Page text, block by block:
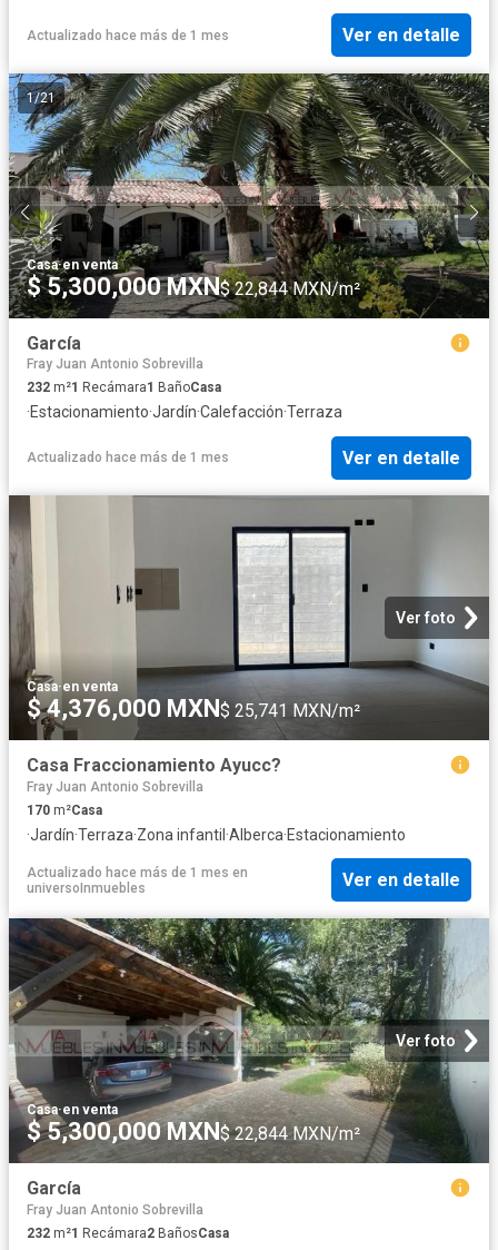
Actualizado hace más de 1 mes Ver en detalle
1/21
Casa·en venta
$ 5,300,000 MXN$ 22,844 MXN/m²
García
Fray Juan Antonio Sobrevilla
232 m²1 Recámara1 BañoCasa
·Estacionamiento·Jardín·Calefacción·Terraza
Actualizado hace más de 1 mes Ver en detalle
Ver foto
Casa·en venta
$ 4,376,000 MXN$ 25,741 MXN/m²
Casa Fraccionamiento Ayucc?
Fray Juan Antonio Sobrevilla
170 m²Casa
·Jardín·Terraza·Zona infantil ·Alberca·Estacionamiento
Actualizado hace más de 1 mes en
universoInmuebles
Ver en detalle
Ver foto
Casa·en venta
$ 5,300,000 MXN$ 22,844 MXN/m²
García
Fray Juan Antonio Sobrevilla
232 m²1 Recámara2 BañosCasa